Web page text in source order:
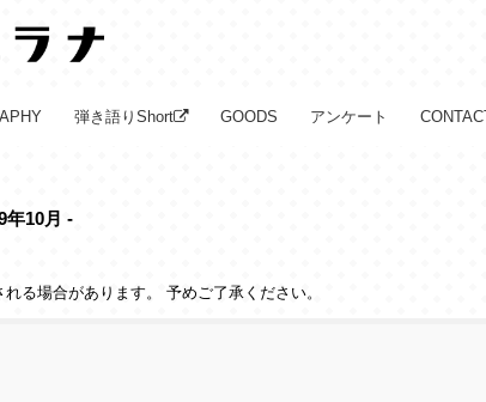
弾き語りShort GOODS アンケート CONTACT
年10月 -
る場合があります。 予めご了承ください。